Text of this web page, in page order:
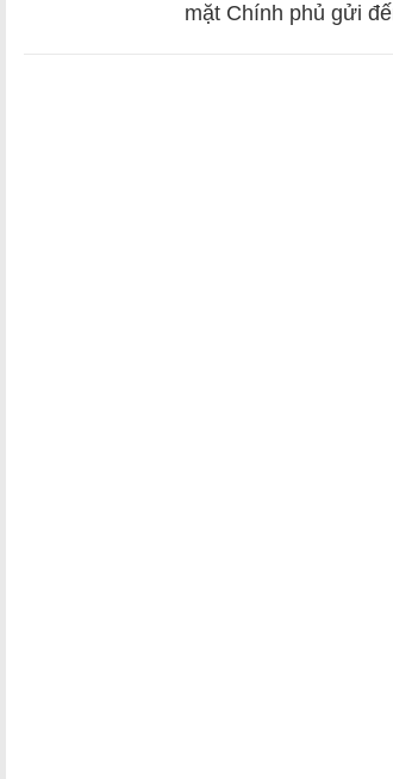
mặt Chính phủ gửi